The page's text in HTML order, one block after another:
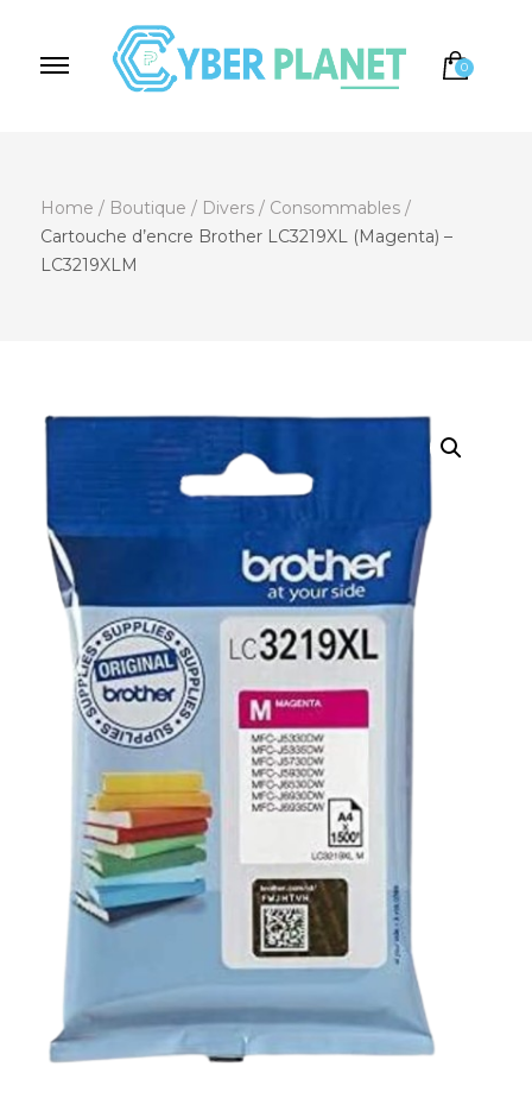
0
Home / Boutique / Divers / Consommables /
Cartouche d’encre Brother LC3219XL (Magenta) –
LC3219XLM